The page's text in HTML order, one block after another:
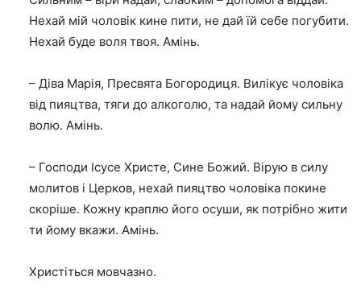
Нехай мій чоловік кине пити, не дай їй себе погубити.
Нехай буде воля твоя. Амінь.
– Діва Марія, Пресвята Богородиця. Вилікує чоловіка
від пияцтва, тяги до алкоголю, та надай йому сильну
волю. Амінь.
– Господи Ісусе Христе, Сине Божий. Вірую в силу
молитов і Церков, нехай пияцтво чоловіка покине
скоріше. Кожну краплю його осуши, як потрібно жити
ти йому вкажи. Амінь.
Христіться мовчазно.